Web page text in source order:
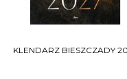
KLENDARZ BIESZCZADY